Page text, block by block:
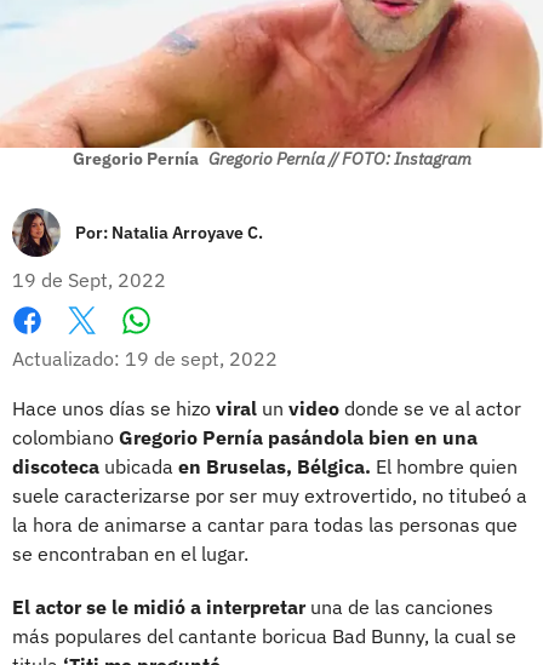
Gregorio Pernía Gregorio Pernía // FOTO: Instagram
Por: Natalia Arroyave C.
19 de Sept, 2022
Facebook
X
Actualizado: 19 de sept, 2022
Hace unos días se hizo viral un video donde se ve al actor
colombiano Gregorio Pernía pasándola bien en una
discoteca ubicada en Bruselas, Bélgica. El hombre quien
suele caracterizarse por ser muy extrovertido, no titubeó a
la hora de animarse a cantar para todas las personas que
se encontraban en el lugar.
El actor se le midió a interpretar una de las canciones
más populares del cantante boricua Bad Bunny, la cual se